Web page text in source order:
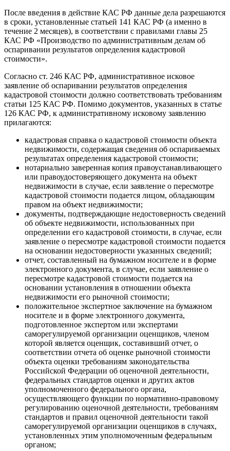
После введения в действие КАС РФ данные дела разрешаются
в сроки, установленные статьей 141 КАС РФ (а именно в
течение 2 месяцев), в соответствии с правилами главы 25
КАС РФ «Производство по административным делам об
оспаривании результатов определения кадастровой
стоимости».
Согласно ст. 246 КАС РФ, административное исковое
заявление об оспаривании результатов определения
кадастровой стоимости должно соответствовать требованиям
статьи 125 КАС РФ. Помимо документов, указанных в статье
126 КАС РФ, к административному исковому заявлению
прилагаются:
кадастровая справка о кадастровой стоимости объекта
недвижимости, содержащая сведения об оспариваемых
результатах определения кадастровой стоимости;
нотариально заверенная копия правоустанавливающего
или правоудостоверяющего документа на объект
недвижимости в случае, если заявление о пересмотре
кадастровой стоимости подается лицом, обладающим
правом на объект недвижимости;
документы, подтверждающие недостоверность сведений
об объекте недвижимости, использованных при
определении его кадастровой стоимости, в случае, если
заявление о пересмотре кадастровой стоимости подается
на основании недостоверности указанных сведений;
отчет, составленный на бумажном носителе и в форме
электронного документа, в случае, если заявление о
пересмотре кадастровой стоимости подается на
основании установления в отношении объекта
недвижимости его рыночной стоимости;
положительное экспертное заключение на бумажном
носителе и в форме электронного документа,
подготовленное экспертом или экспертами
саморегулируемой организации оценщиков, членом
которой является оценщик, составивший отчет, о
соответствии отчета об оценке рыночной стоимости
объекта оценки требованиям законодательства
Российской Федерации об оценочной деятельности,
федеральных стандартов оценки и других актов
уполномоченного федерального органа,
осуществляющего функции по нормативно-правовому
регулированию оценочной деятельности, требованиям
стандартов и правил оценочной деятельности такой
саморегулируемой организации оценщиков в случаях,
установленных этим уполномоченным федеральным
органом;